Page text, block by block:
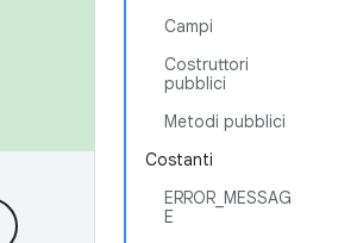
Campi
Costruttori
pubblici
Metodi pubblici
Costanti
ERROR_MESSAG
E